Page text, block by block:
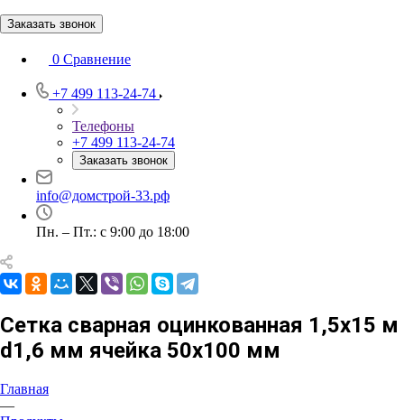
Заказать звонок
0 Сравнение
+7 499 113-24-74
Телефоны
+7 499 113-24-74
Заказать звонок
info@домстрой-33.рф
Пн. – Пт.: с 9:00 до 18:00
Сетка сварная оцинкованная 1,5х15 м
d1,6 мм ячейка 50х100 мм
Главная
—